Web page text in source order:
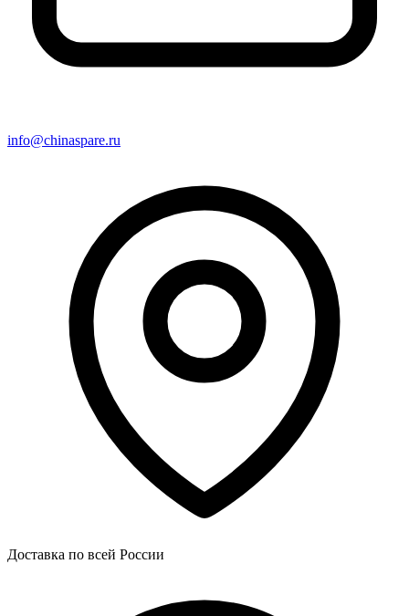
info@chinaspare.ru
Доставка по всей России